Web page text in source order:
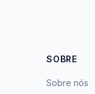
SOBRE
Sobre nós